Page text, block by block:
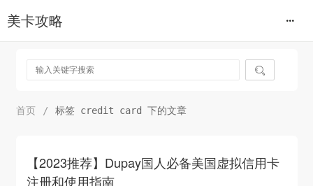
美卡攻略

首页 / 标签 credit card 下的文章
【2023推荐】Dupay国人必备美国虚拟信用卡
注册和使用指南